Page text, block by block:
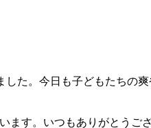
た。今日も子どもたちの
す。いつもありがとうご